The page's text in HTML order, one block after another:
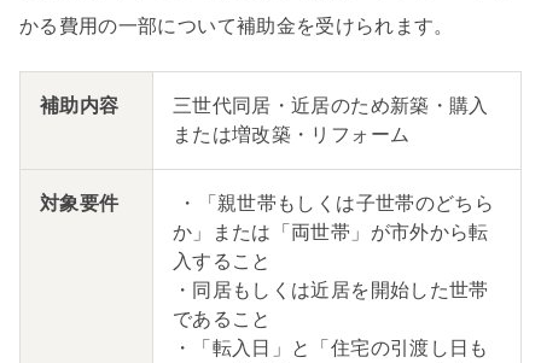
かる費用の一部について補助金を受けられます。
補助内容
三世代同居・近居のため新築・購入
または増改築・リフォーム
対象要件
・「親世帯もしくは子世帯のどちら
か」または「両世帯」が市外から転
入すること
・同居もしくは近居を開始した世帯
であること
・「転入日」と「住宅の引渡し日も